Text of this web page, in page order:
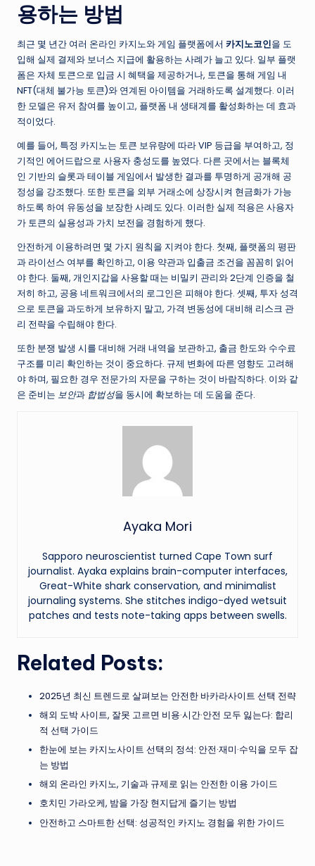
용하는 방법
최근 몇 년간 여러 온라인 카지노와 게임 플랫폼에서 카지노코인을 도
입해 실제 결제와 보너스 지급에 활용하는 사례가 늘고 있다. 일부 플랫
폼은 자체 토큰으로 입금 시 혜택을 제공하거나, 토큰을 통해 게임 내
NFT(대체 불가능 토큰)와 연계된 아이템을 거래하도록 설계했다. 이러
한 모델은 유저 참여를 높이고, 플랫폼 내 생태계를 활성화하는 데 효과
적이었다.
예를 들어, 특정 카지노는 토큰 보유량에 따라 VIP 등급을 부여하고, 정
기적인 에어드랍으로 사용자 충성도를 높였다. 다른 곳에서는 블록체
인 기반의 슬롯과 테이블 게임에서 발생한 결과를 투명하게 공개해 공
정성을 강조했다. 또한 토큰을 외부 거래소에 상장시켜 현금화가 가능
하도록 하여 유동성을 보장한 사례도 있다. 이러한 실제 적용은 사용자
가 토큰의 실용성과 가치 보전을 경험하게 했다.
안전하게 이용하려면 몇 가지 원칙을 지켜야 한다. 첫째, 플랫폼의 평판
과 라이선스 여부를 확인하고, 이용 약관과 입출금 조건을 꼼꼼히 읽어
야 한다. 둘째, 개인지갑을 사용할 때는 비밀키 관리와 2단계 인증을 철
저히 하고, 공용 네트워크에서의 로그인은 피해야 한다. 셋째, 투자 성격
으로 토큰을 과도하게 보유하지 말고, 가격 변동성에 대비해 리스크 관
리 전략을 수립해야 한다.
또한 분쟁 발생 시를 대비해 거래 내역을 보관하고, 출금 한도와 수수료
구조를 미리 확인하는 것이 중요하다. 규제 변화에 따른 영향도 고려해
야 하며, 필요한 경우 전문가의 자문을 구하는 것이 바람직하다. 이와 같
은 준비는 보안과 합법성을 동시에 확보하는 데 도움을 준다.
Ayaka Mori
Sapporo neuroscientist turned Cape Town surf
journalist. Ayaka explains brain-computer interfaces,
Great-White shark conservation, and minimalist
journaling systems. She stitches indigo-dyed wetsuit
patches and tests note-taking apps between swells.
Related Posts:
2025년 최신 트렌드로 살펴보는 안전한 바카라사이트 선택 전략
해외 도박 사이트, 잘못 고르면 비용·시간·안전 모두 잃는다: 합리
적 선택 가이드
한눈에 보는 카지노사이트 선택의 정석: 안전·재미·수익을 모두 잡
는 방법
해외 온라인 카지노, 기술과 규제로 읽는 안전한 이용 가이드
호치민 가라오케, 밤을 가장 현지답게 즐기는 방법
안전하고 스마트한 선택: 성공적인 카지노 경험을 위한 가이드